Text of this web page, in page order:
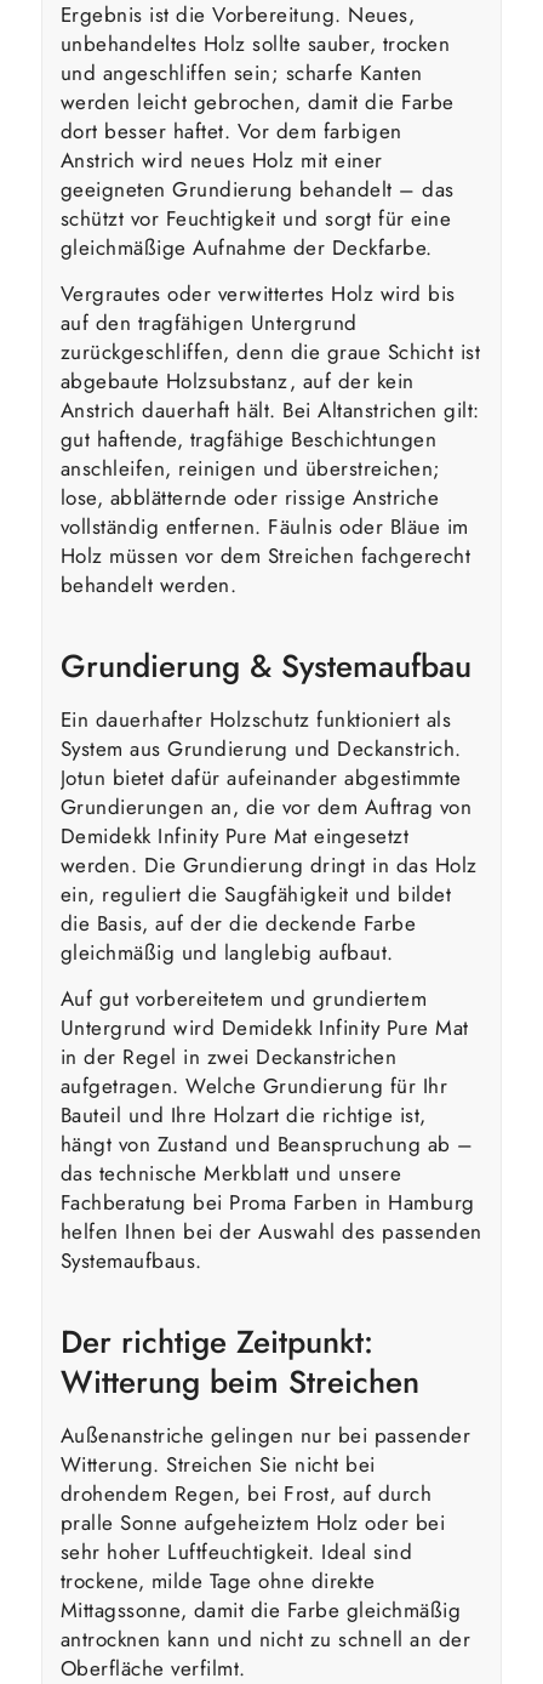
Ergebnis ist die Vorbereitung. Neues,
unbehandeltes Holz sollte sauber, trocken
und angeschliffen sein; scharfe Kanten
werden leicht gebrochen, damit die Farbe
dort besser haftet. Vor dem farbigen
Anstrich wird neues Holz mit einer
geeigneten Grundierung behandelt – das
schützt vor Feuchtigkeit und sorgt für eine
gleichmäßige Aufnahme der Deckfarbe.
Vergrautes oder verwittertes Holz wird bis
auf den tragfähigen Untergrund
zurückgeschliffen, denn die graue Schicht ist
abgebaute Holzsubstanz, auf der kein
Anstrich dauerhaft hält. Bei Altanstrichen gilt:
gut haftende, tragfähige Beschichtungen
anschleifen, reinigen und überstreichen;
lose, abblätternde oder rissige Anstriche
vollständig entfernen. Fäulnis oder Bläue im
Holz müssen vor dem Streichen fachgerecht
behandelt werden.
Grundierung & Systemaufbau
Ein dauerhafter Holzschutz funktioniert als
System aus Grundierung und Deckanstrich.
Jotun bietet dafür aufeinander abgestimmte
Grundierungen an, die vor dem Auftrag von
Demidekk Infinity Pure Mat eingesetzt
werden. Die Grundierung dringt in das Holz
ein, reguliert die Saugfähigkeit und bildet
die Basis, auf der die deckende Farbe
gleichmäßig und langlebig aufbaut.
Auf gut vorbereitetem und grundiertem
Untergrund wird Demidekk Infinity Pure Mat
in der Regel in zwei Deckanstrichen
aufgetragen. Welche Grundierung für Ihr
Bauteil und Ihre Holzart die richtige ist,
hängt von Zustand und Beanspruchung ab –
das technische Merkblatt und unsere
Fachberatung bei Proma Farben in Hamburg
helfen Ihnen bei der Auswahl des passenden
Systemaufbaus.
Der richtige Zeitpunkt:
Witterung beim Streichen
Außenanstriche gelingen nur bei passender
Witterung. Streichen Sie nicht bei
drohendem Regen, bei Frost, auf durch
pralle Sonne aufgeheiztem Holz oder bei
sehr hoher Luftfeuchtigkeit. Ideal sind
trockene, milde Tage ohne direkte
Mittagssonne, damit die Farbe gleichmäßig
antrocknen kann und nicht zu schnell an der
Oberfläche verfilmt.